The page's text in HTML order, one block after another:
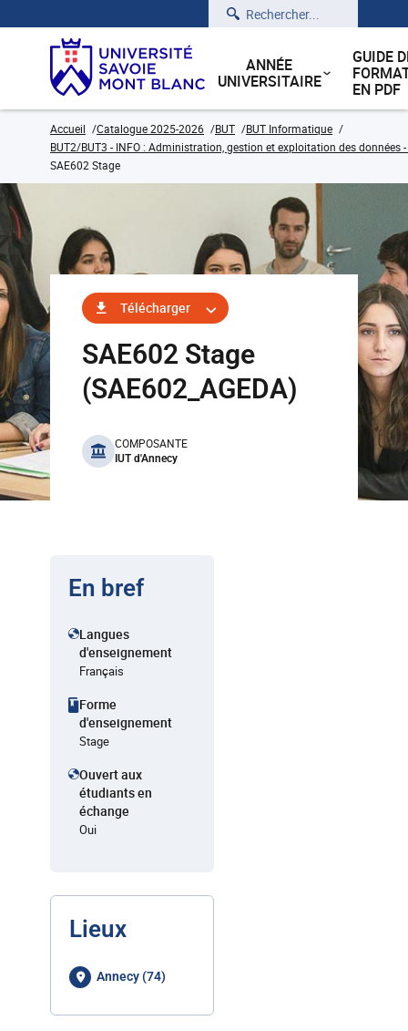
Rechercher
ANNÉE
UNIVERSITAIRE
GUIDE
EN PDF
Accueil Catalogue 2025-2026 BUT
BUT Informatique
BUT2/BUT3 - INFO : Administration, gestion et exploitation des données
SAE602 Stage
Télécharger
SAE602 Stage
(SAE602_AGEDA)
benefits
COMPOSANTE
IUT d'Annecy
En bref
Langues
d'enseignement
Français
Forme
d'enseignement
Stage
Ouvert aux
étudiants en
échange
Oui
Lieux
Annecy (74)